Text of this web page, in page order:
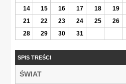
14
15 16 17 18 19
21
22 23 24 25 26
28
29 30 31
SPIS TREŚCI
ŚWIAT